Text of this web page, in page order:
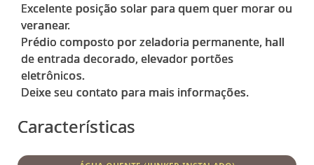
Excelente posição solar para quem quer morar ou
veranear.
Prédio composto por zeladoria permanente, hall
de entrada decorado, elevador portões
eletrônicos.
Características